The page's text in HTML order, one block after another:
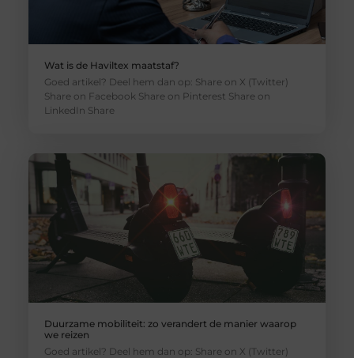
Wat is de Haviltex maatstaf?
Goed artikel? Deel hem dan op: Share on X (Twitter)
Share on Facebook Share on Pinterest Share on
LinkedIn Share
Duurzame mobiliteit: zo verandert de manier waarop
we reizen
Goed artikel? Deel hem dan op: Share on X (Twitter)